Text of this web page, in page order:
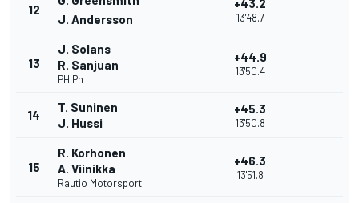
12
J. Andersson
+43.2
13'48.7
13
J. Solans
R. Sanjuan
PH.Ph
+44.9
13'50.4
14
T. Suninen
J. Hussi
+45.3
13'50.8
15
R. Korhonen
A. Viinikka
Rautio Motorsport
+46.3
13'51.8